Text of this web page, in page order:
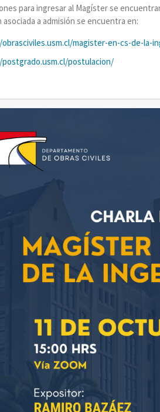
para ingresar al Magíster se
a admisión se encuentra en:
magister-en-cs-de-la-
postulacion/